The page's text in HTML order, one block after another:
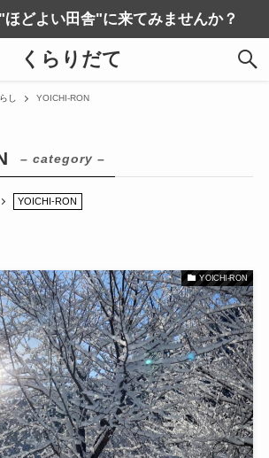
どよい田舎"に来てみませんか？
くらりだて
し YOICHI-RON
– category –
YOICHI-RON
YOICHI-RON